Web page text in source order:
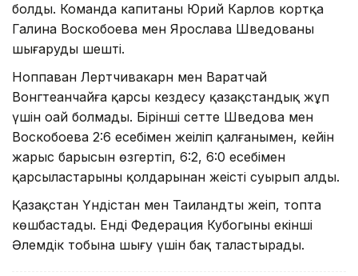
болды. Команда капитаны Юрий Карлов кортқа
Галина Воскобоева мен Ярослава Шведованы
шығаруды шешті.
Ноппаван Лертчивакарн мен Варатчай
Вонгтеанчайға қарсы кездесу қазақстандық жұп
үшін оңай болмады. Бірінші сетте Шведова мен
Воскобоева 2:6 есебімен жеңіліп қалғанымен, кейін
жарыс барысын өзгертіп, 6:2, 6:0 есебімен
қарсыластарының қолдарынан жеңісті суырып алды.
Қазақстан Үндістан мен Таиландты жеңіп, топта
көшбастады. Енді Федерация Кубогының екінші
Әлемдік тобына шығу үшін бақ таластырады.